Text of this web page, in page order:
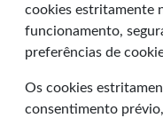
cookies estritamente
funcionamento,
preferências de
Os cookies
consentimento